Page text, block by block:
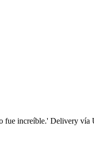
fue increíble.' Delivery vía